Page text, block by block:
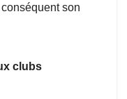
son
clubs